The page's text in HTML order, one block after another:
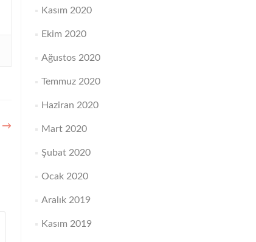
→
Kasım 2020
Ekim 2020
Ağustos 2020
Temmuz 2020
Haziran 2020
Mart 2020
Şubat 2020
Ocak 2020
Aralık 2019
Kasım 2019